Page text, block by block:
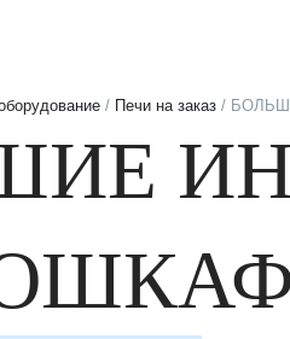
/ Печи на заказ /